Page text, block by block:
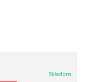
Skladom